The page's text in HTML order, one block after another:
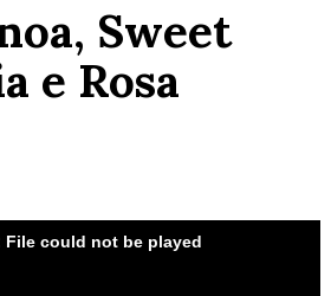
Sweet
e Rosa
File could not be played